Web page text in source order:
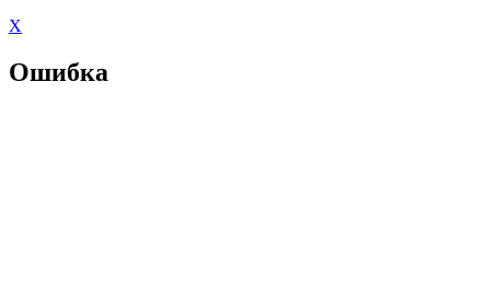
X
Ошибка